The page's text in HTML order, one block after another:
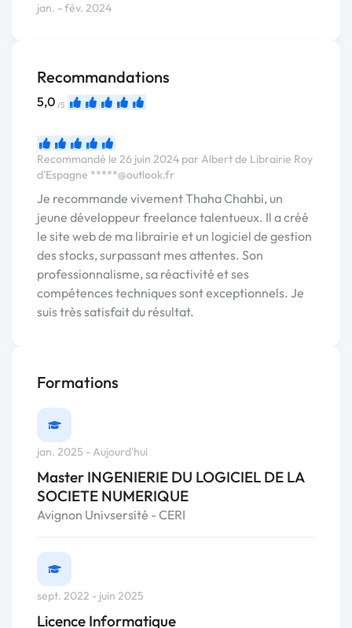
jan. - fév. 2024
Recommandations
5,0 /5
Recommandé le 26 juin 2024 par Albert de Librairie Roy
d'Espagne *****@outlook.fr
Je recommande vivement Thaha Chahbi, un
jeune développeur freelance talentueux. Il a créé
le site web de ma librairie et un logiciel de gestion
des stocks, surpassant mes attentes. Son
professionnalisme, sa réactivité et ses
compétences techniques sont exceptionnels. Je
suis très satisfait du résultat.
Formations
jan. 2025 - Aujourd'hui
Master INGENIERIE DU LOGICIEL DE LA
SOCIETE NUMERIQUE
Avignon Univsersité - CERI
sept. 2022 - juin 2025
Licence Informatique